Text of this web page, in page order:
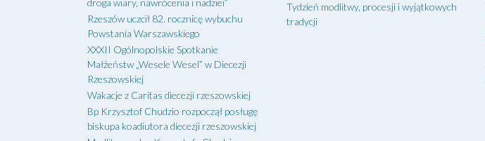
droga wiary, nawrócenia i nadziei”
Rzeszów uczcił 82. rocznicę wybuchu
Powstania Warszawskiego
XXXII Ogólnopolskie Spotkanie
Małżeństw „Wesele Wesel” w Diecezji
Rzeszowskiej
Wakacje z Caritas diecezji rzeszowskiej
Bp Krzysztof Chudzio rozpoczął posługę
biskupa koadiutora diecezji rzeszowskiej
Tydzień modlitwy, procesji i wyjątkowych
tradycji